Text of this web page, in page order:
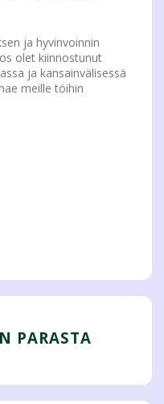
ja hyvinvoinnin
olet kiinnostunut
ja kansainvälisessä
meille töihin
PARASTA